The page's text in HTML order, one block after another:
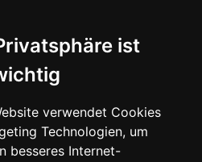
ist
verwendet Cookies
Technologien, um
besseres Internet-